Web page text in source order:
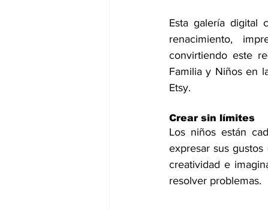
Esta galería digital
renacimiento,
convirtiendo este
Familia y Niños en
Etsy.
Crear sin límites
Los niños están
expresar sus
creatividad e
resolver problemas.